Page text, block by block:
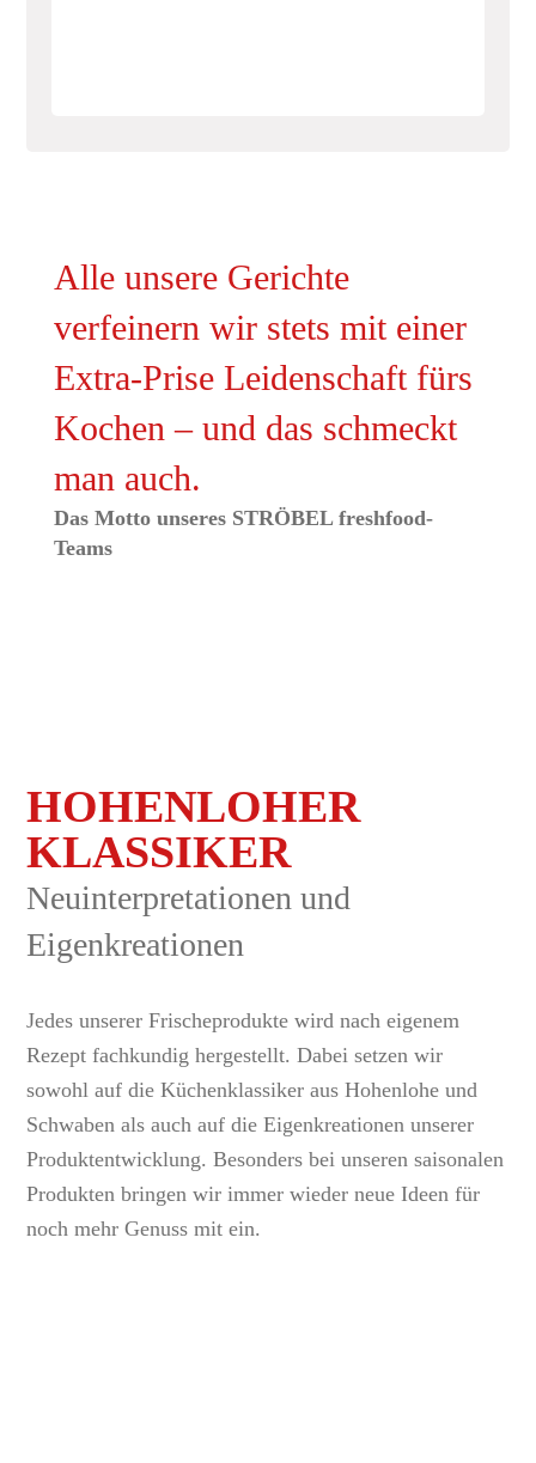
Alle unsere Gerichte
verfeinern wir stets mit einer
Extra-Prise Leidenschaft fürs
Kochen – und das schmeckt
man auch.
Das Motto unseres STRÖBEL freshfood-
Teams
HOHENLOHER
KLASSIKER
Neuinterpretationen und
Eigenkreationen
Jedes unserer Frischeprodukte wird nach eigenem
Rezept fachkundig hergestellt. Dabei setzen wir
sowohl auf die Küchenklassiker aus Hohenlohe und
Schwaben als auch auf die Eigenkreationen unserer
Produktentwicklung. Besonders bei unseren saisonalen
Produkten bringen wir immer wieder neue Ideen für
noch mehr Genuss mit ein.